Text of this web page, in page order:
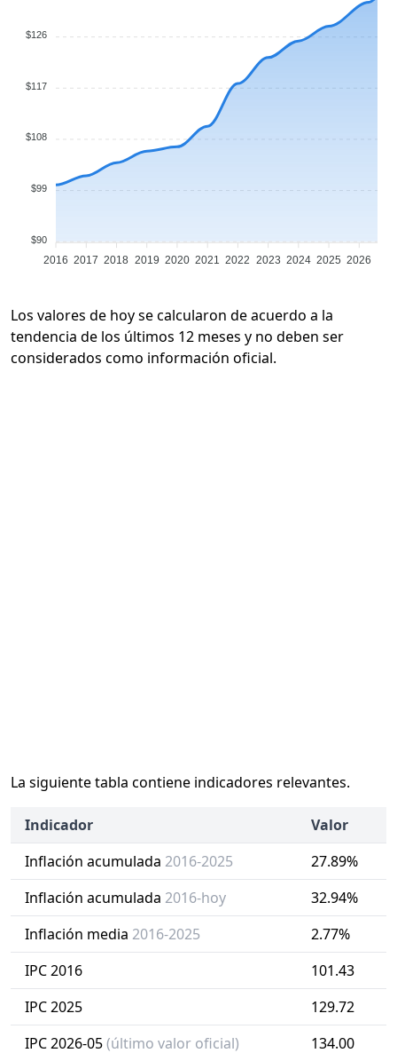
$126
$117
$108
$99
$90
2016 2017 2018 2019 2020 2021 2022 2023 2024 2025 2026
Los valores de hoy se calcularon de acuerdo a la
tendencia de los últimos 12 meses y no deben ser
considerados como información oficial.
La siguiente tabla contiene indicadores relevantes.
Indicador
Valor
Inflación acumulada 2016-2025
27.89%
Inflación acumulada 2016-hoy
32.94%
Inflación media 2016-2025
2.77%
IPC 2016
101.43
IPC 2025
129.72
IPC 2026-05(último valor oficial) 134.00